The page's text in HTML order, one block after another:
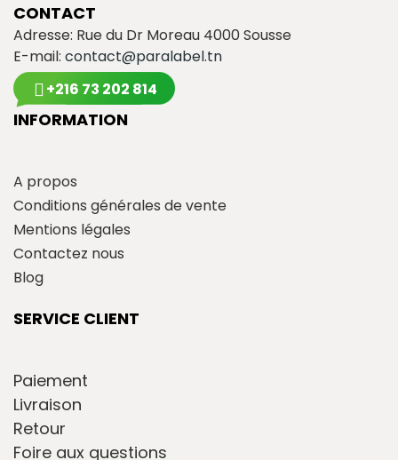
CONTACT
Adresse: Rue du Dr Moreau 4000 Sousse
E-mail: contact@paralabel.tn
+216 73 202 814
INFORMATION
A propos
Conditions générales de vente
Mentions légales
Contactez nous
Blog
SERVICE CLIENT
Paiement
Livraison
Retour
Foire aux questions